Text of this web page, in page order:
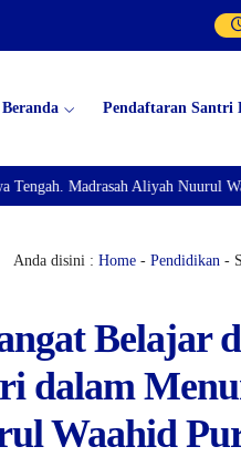
Beranda Pendaftaran Santri
Aliyah Nuurul Waahid
Anda disini : Home - Pendidikan -
Belajar
dalam
Waahid